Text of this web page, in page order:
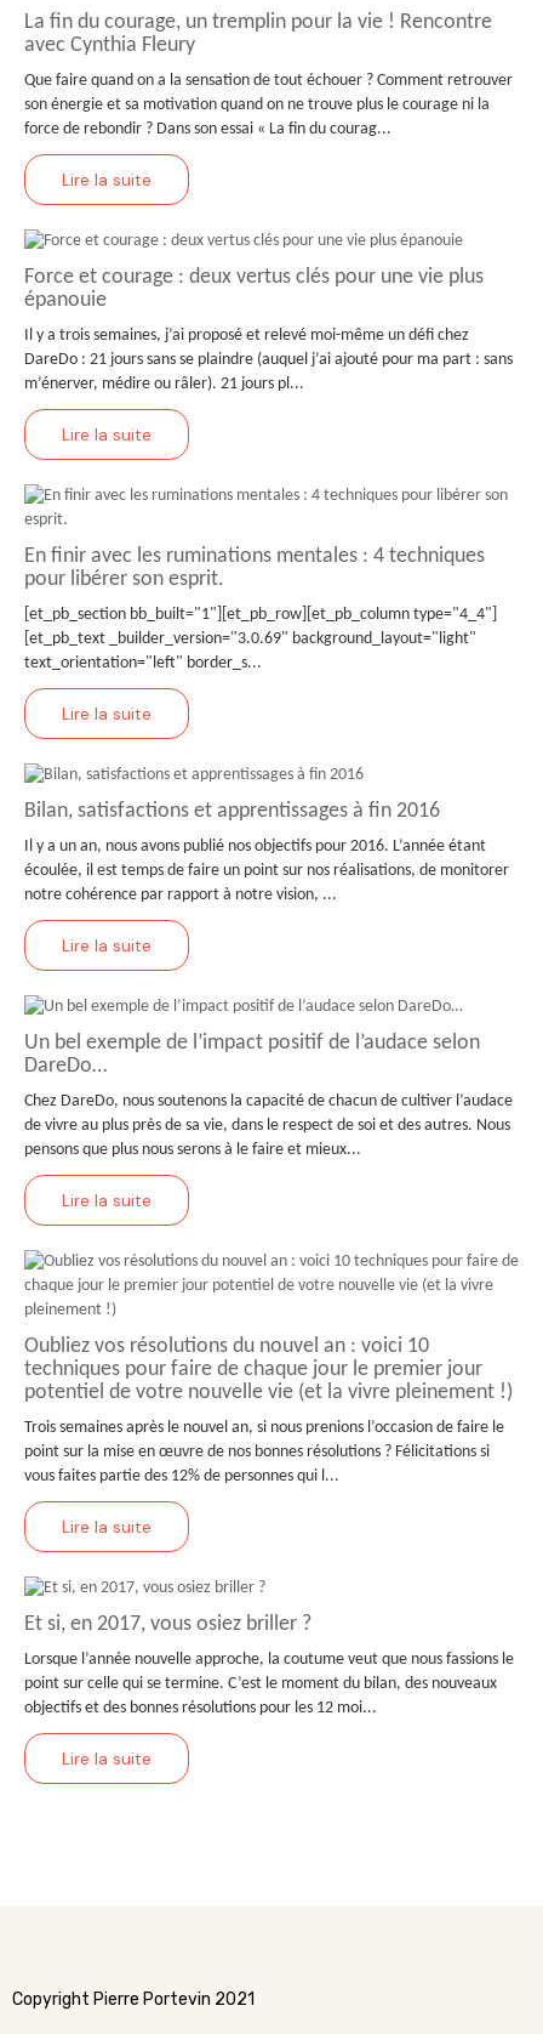
La fin du courage, un tremplin pour la vie ! Rencontre
avec Cynthia Fleury
Que faire quand on a la sensation de tout échouer ? Comment retrouver
son énergie et sa motivation quand on ne trouve plus le courage ni la
force de rebondir ? Dans son essai « La fin du courag...
Lire la suite
Force et courage : deux vertus clés pour une vie plus
épanouie
Il y a trois semaines, j’ai proposé et relevé moi-même un défi chez
DareDo : 21 jours sans se plaindre (auquel j’ai ajouté pour ma part : sans
m’énerver, médire ou râler). 21 jours pl...
Lire la suite
En finir avec les ruminations mentales : 4 techniques
pour libérer son esprit.
[et_pb_section bb_built="1"][et_pb_row][et_pb_column type="4_4"]
[et_pb_text _builder_version="3.0.69" background_layout="light"
text_orientation="left" border_s...
Lire la suite
Bilan, satisfactions et apprentissages à fin 2016
Il y a un an, nous avons publié nos objectifs pour 2016. L’année étant
écoulée, il est temps de faire un point sur nos réalisations, de monitorer
notre cohérence par rapport à notre vision, ...
Lire la suite
Un bel exemple de l’impact positif de l’audace selon
DareDo…
Chez DareDo, nous soutenons la capacité de chacun de cultiver l’audace
de vivre au plus près de sa vie, dans le respect de soi et des autres. Nous
pensons que plus nous serons à le faire et mieux...
Lire la suite
Oubliez vos résolutions du nouvel an : voici 10
techniques pour faire de chaque jour le premier jour
potentiel de votre nouvelle vie (et la vivre pleinement !)
Trois semaines après le nouvel an, si nous prenions l’occasion de faire le
point sur la mise en œuvre de nos bonnes résolutions ? Félicitations si
vous faites partie des 12% de personnes qui l...
Lire la suite
Et si, en 2017, vous osiez briller ?
Lorsque l’année nouvelle approche, la coutume veut que nous fassions le
point sur celle qui se termine. C’est le moment du bilan, des nouveaux
objectifs et des bonnes résolutions pour les 12 moi...
Lire la suite
Copyright Pierre Portevin 2021